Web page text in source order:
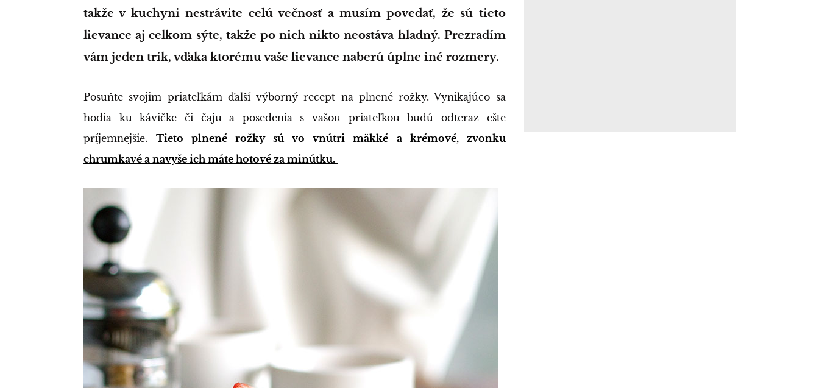
takže v kuchyni nestrávite celú večnosť a musím povedať, že sú tieto
lievance aj celkom sýte, takže po nich nikto neostáva hladný. Prezradím
vám jeden trik, vďaka ktorému vaše lievance naberú úplne iné rozmery.
Posuňte svojim priateľkám ďalší výborný recept na plnené rožky. Vynikajúco sa
hodia ku kávičke či čaju a posedenia s vašou priateľkou budú odteraz ešte
príjemnejšie.Tieto plnené rožky sú vo vnútri mäkké a krémové, zvonku
chrumkavé a navyše ich máte hotové za minútku.